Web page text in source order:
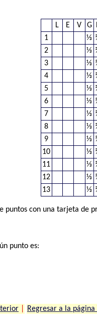
L E V G
1
⅓
2
⅓
3
⅓
4
⅓
5
⅓
6
⅓
7
⅓
8
⅓
9
⅓
10
⅓
11
⅓
12
⅓
13
⅓
puntos con una tarjeta de
punto es:
Regresar a la página